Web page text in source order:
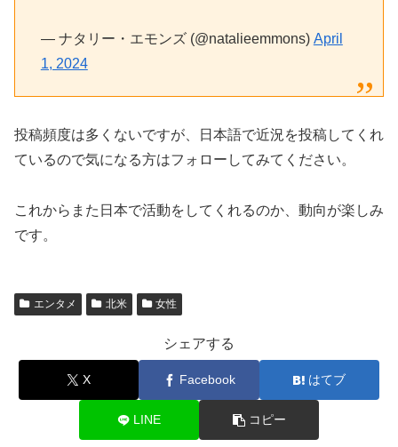
— ナタリー・エモンズ (@natalieemmons) April
1, 2024
投稿頻度は多くないですが、日本語で近況を投稿してくれ
ているので気になる方はフォローしてみてください。
これからまた日本で活動をしてくれるのか、動向が楽しみ
です。
エンタメ 北米 女性
シェアする
X Facebook はてブ
LINE コピー